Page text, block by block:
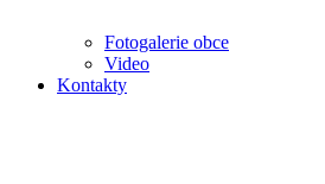
Fotogalerie obce
Video
Kontakty